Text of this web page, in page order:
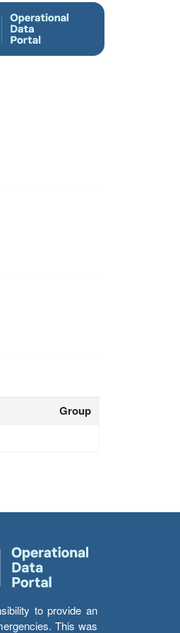
Group
to provide an
This was